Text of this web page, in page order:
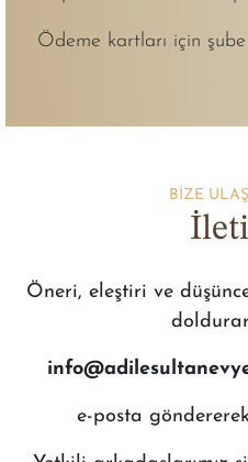
Ödeme kartları için
BİZE
Öneri, eleştiri ve
e-posta